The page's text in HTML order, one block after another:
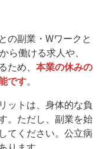
の副業・Wワークと
ら働ける求人や、
め、 本業の休みの
です。
ットは、身体的な負
。ただし、副業を始
てください。公立病